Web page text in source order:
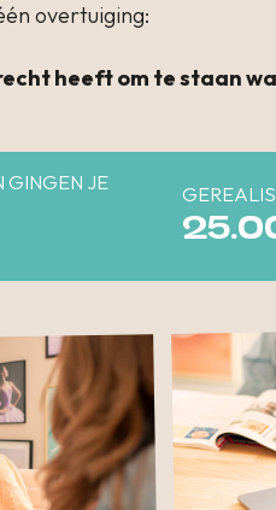
overtuiging:
heeft om te staan
GINGEN JE